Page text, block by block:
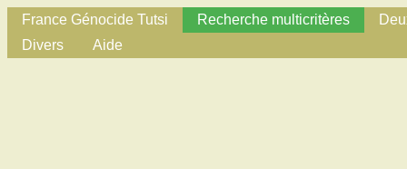
France Génocide Tutsi Recherche multicritères
Divers
Aide